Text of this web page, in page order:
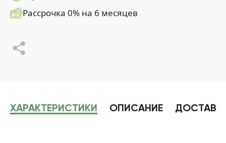
Рассрочка 0% на 6 месяцев
ХАРАКТЕРИСТИКИ ОПИСАНИЕ